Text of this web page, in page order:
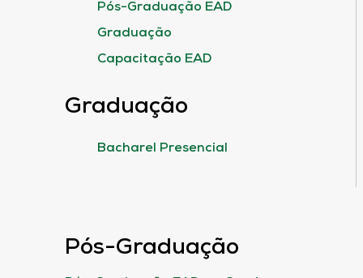
Pós-Graduação EAD
Graduação
Capacitação EAD
Graduação
Bacharel Presencial
Pós-Graduação